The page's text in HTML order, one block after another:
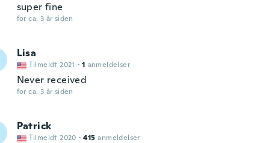
super fine
for ca. 3 år siden
Lisa
Tilmeldt 2021 · 1 anmeldelser
Never received
for ca. 3 år siden
Patrick
Tilmeldt 2020 · 415 anmeldelser